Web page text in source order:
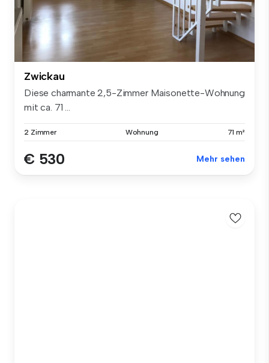
Zwickau
Diese charmante 2,5-Zimmer Maisonette-Wohnung
mit ca. 71 ...
2 Zimmer Wohnung 71 m²
€ 530 Mehr sehen